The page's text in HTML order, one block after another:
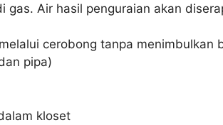
gas. Air hasil penguraian akan
cerobong tanpa menimbulkan
pipa)
kloset